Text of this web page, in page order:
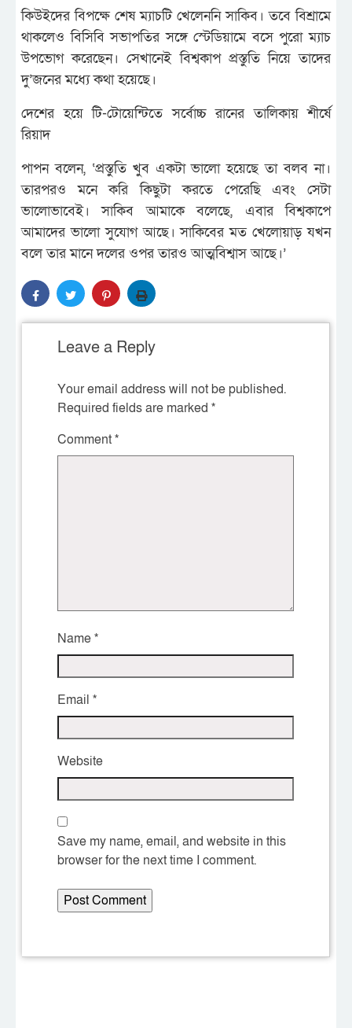
কিউইদের বিপক্ষে শেষ ম্যাচটি খেলেননি সাকিব। তবে বিশ্রামে
থাকলেও বিসিবি সভাপতির সঙ্গে স্টেডিয়ামে বসে পুরো ম্যাচ
উপভোগ করেছেন। সেখানেই বিশ্বকাপ প্রস্তুতি নিয়ে তাদের
দু’জনের মধ্যে কথা হয়েছে।
দেশের হয়ে টি-টোয়েন্টিতে সর্বোচ্চ রানের তালিকায় শীর্ষে
রিয়াদ
পাপন বলেন, ‘প্রস্তুতি খুব একটা ভালো হয়েছে তা বলব না।
তারপরও মনে করি কিছুটা করতে পেরেছি এবং সেটা
ভালোভাবেই। সাকিব আমাকে বলেছে, এবার বিশ্বকাপে
আমাদের ভালো সুযোগ আছে। সাকিবের মত খেলোয়াড় যখন
বলে তার মানে দলের ওপর তারও আত্মবিশ্বাস আছে।’
Leave a Reply
Your email address will not be published.
Required fields are marked *
Comment*
Name*
Email *
Website
Save my name, email, and website in this
browser for the next time I comment.